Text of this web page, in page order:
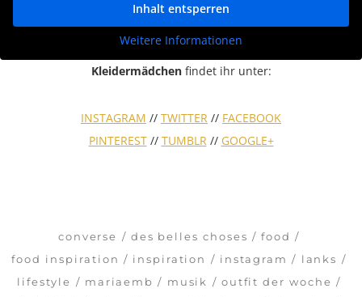
Inhalt entsperren
Weitere Informationen
Kleidermädchenfindet ihr unter:
INSTAGRAM // TWITTER // FACEBOOK
PINTEREST// TUMBLR// GOOGLE+
converse des belles choses
food
food inspiration
inspiration instagram
lanks
lifestyle
mariaemb musik
outfit der woche